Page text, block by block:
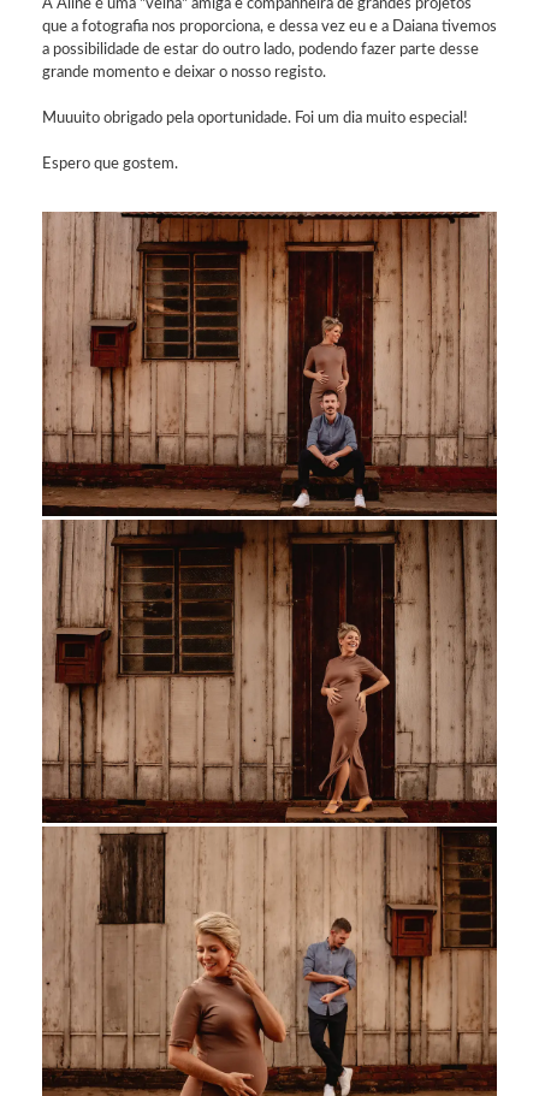
A Aline é uma "velha" amiga e companheira de grandes projetos
que a fotografia nos proporciona, e dessa vez eu e a Daiana tivemos
a possibilidade de estar do outro lado, podendo fazer parte desse
grande momento e deixar o nosso registo.
Muuuito obrigado pela oportunidade. Foi um dia muito especial!
Espero que gostem.